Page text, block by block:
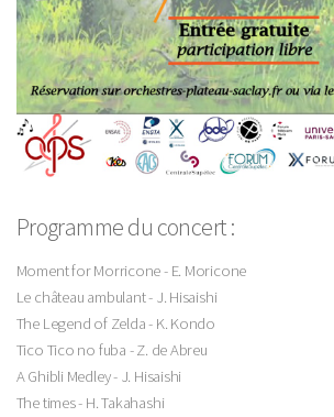
Programme du concert :
Moment for Morricone - E. Moricone
Le château ambulant - J. Hisaishi
The Legend of Zelda - K. Kondo
Tico Tico no fuba - Z. de Abreu
A Ghibli Medley - J. Hisaishi
The times - H. Takahashi